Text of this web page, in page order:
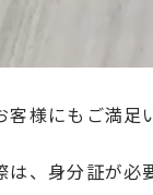
客様にもご満足
は、身分証が必